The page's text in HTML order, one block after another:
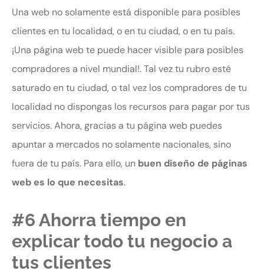
Una web no solamente está disponible para posibles
clientes en tu localidad, o en tu ciudad, o en tu país.
¡Una página web te puede hacer visible para posibles
compradores a nivel mundial!. Tal vez tu rubro esté
saturado en tu ciudad, o tal vez los compradores de tu
localidad no dispongas los recursos para pagar por tus
servicios. Ahora, gracias a tu página web puedes
apuntar a mercados no solamente nacionales, sino
fuera de tu país. Para ello, un buen diseño de páginas
web es lo que necesitas.
#6 Ahorra tiempo en
explicar todo tu negocio a
tus clientes